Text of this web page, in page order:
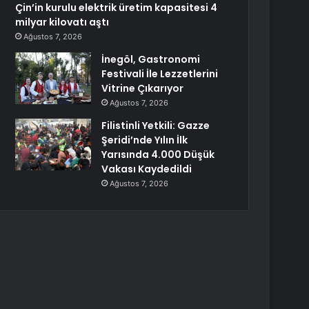
Çin’in kurulu elektrik üretim kapasitesi 4
milyar kilovatı aştı
Ağustos 7, 2026
İnegöl, Gastronomi
Festivali İle Lezzetlerini
Vitrine Çıkarıyor
Ağustos 7, 2026
Filistinli Yetkili: Gazze
Şeridi’nde Yılın İlk
Yarısında 4.000 Düşük
Vakası Kaydedildi
Ağustos 7, 2026